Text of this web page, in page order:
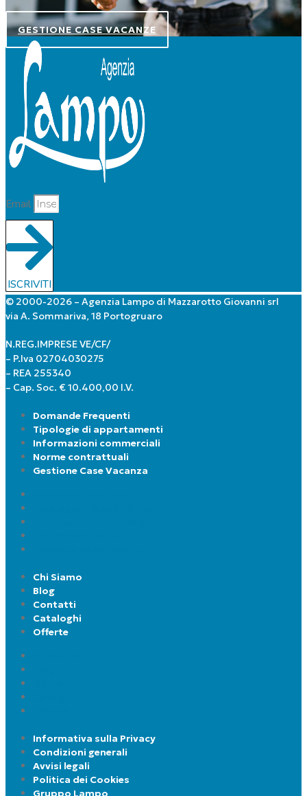
GESTIONE CASE VACANZE
Email
ISCRIVITI
© 2000-2026 – Agenzia Lampo di Mazzarotto Giovanni srl
via A. Sommariva, 18 Portogruaro
N.REG.IMPRESE VE/CF/
– P.Iva 02704030275
– REA 255340
– Cap. Soc. € 10.400,00 I.V.
Domande Frequenti
Tipologie di appartamenti
Informazioni commerciali
Norme contrattuali
Gestione Case Vacanza
Chi Siamo
Blog
Contatti
Cataloghi
Offerte
Informativa sulla Privacy
Condizioni generali
Avvisi legali
Politica dei Cookies
Gruppo Lampo